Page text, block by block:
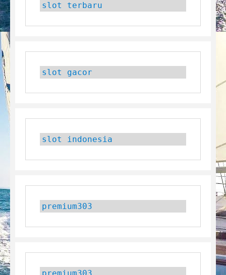
slot terbaru
slot gacor
slot indonesia
premium303